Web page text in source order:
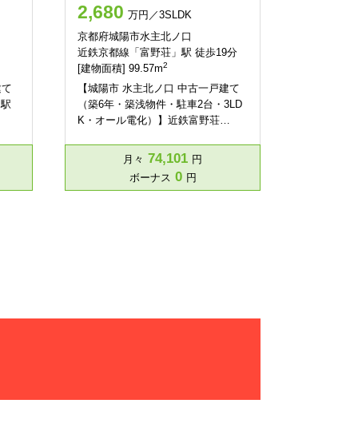
2,680 万円／3SLDK
京都府城陽市水主北ノ口
近鉄京都線「富野荘」駅 徒歩19分
[建物面積] 99.57m2
【城陽市 水主北ノ口 中古一戸建て
（築6年・築浅物件・駐車2台・3LD
K・オール電化）】近鉄富野荘…
月々 74,101 円
ボーナス 0 円